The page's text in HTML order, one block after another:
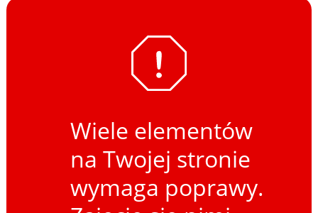
Wiele elementów
na Twojej stronie
wymaga poprawy.